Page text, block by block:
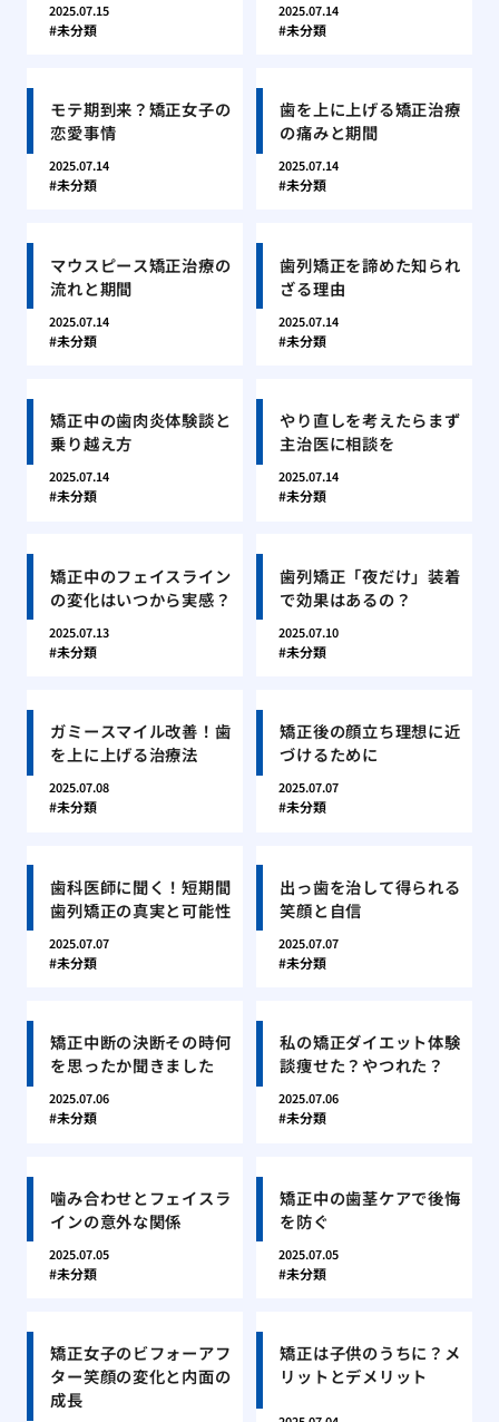
2025.07.15
未分類
2025.07.14
未分類
モテ期到来？矯正女子の
恋愛事情
2025.07.14
未分類
歯を上に上げる矯正治療
の痛みと期間
2025.07.14
未分類
マウスピース矯正治療の
流れと期間
2025.07.14
未分類
歯列矯正を諦めた知られ
ざる理由
2025.07.14
未分類
矯正中の歯肉炎体験談と
乗り越え方
2025.07.14
未分類
やり直しを考えたらまず
主治医に相談を
2025.07.14
未分類
矯正中のフェイスライン
の変化はいつから実感？
2025.07.13
未分類
歯列矯正「夜だけ」装着
で効果はあるの？
2025.07.10
未分類
ガミースマイル改善！歯
を上に上げる治療法
2025.07.08
未分類
矯正後の顔立ち理想に近
づけるために
2025.07.07
未分類
歯科医師に聞く！短期間
歯列矯正の真実と可能性
2025.07.07
未分類
出っ歯を治して得られる
笑顔と自信
2025.07.07
未分類
矯正中断の決断その時何
を思ったか聞きました
2025.07.06
未分類
私の矯正ダイエット体験
談痩せた？やつれた？
2025.07.06
未分類
噛み合わせとフェイスラ
インの意外な関係
2025.07.05
未分類
矯正中の歯茎ケアで後悔
を防ぐ
2025.07.05
未分類
矯正女子のビフォーアフ
ター笑顔の変化と内面の
成長
矯正は子供のうちに？メ
リットとデメリット